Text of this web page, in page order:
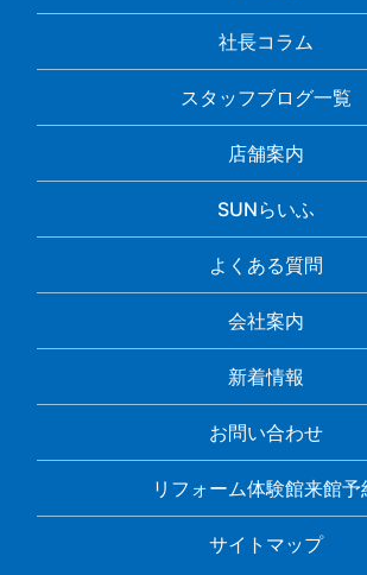
社長コラム
スタッフブログ一覧
店舗案内
SUNらいふ
よくある質問
会社案内
新着情報
お問い合わせ
リフォーム体験館来館予
サイトマップ